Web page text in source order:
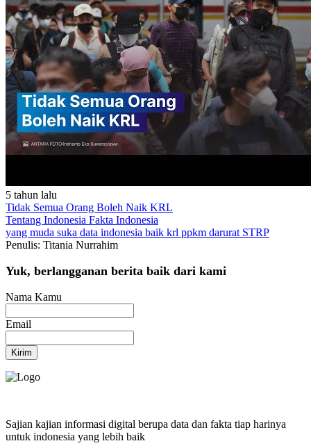
5 tahun lalu
Tidak Semua Orang Boleh Naik KRL
Tentang Indonesia Fakta Indonesia
yang muda suka data indonesia baik krl ppkm darurat STRP
Penulis: Titania Nurrahim
Yuk, berlangganan berita baik dari kami
Nama Kamu
Email
Kirim
Sajian kajian informasi digital berupa data dan fakta tiap harinya
untuk indonesia yang lebih baik